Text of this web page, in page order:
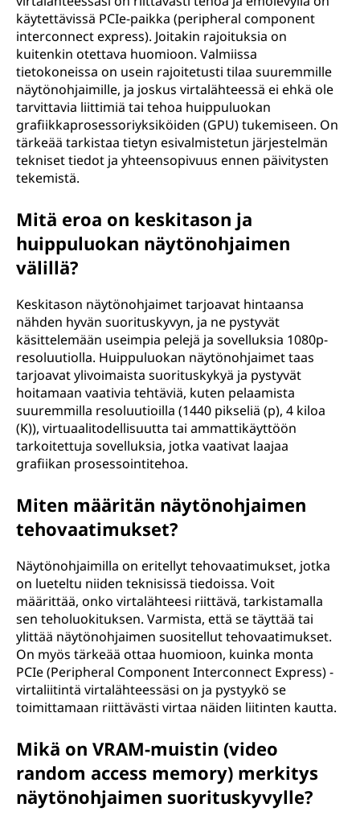
käytettävissä PCIe-paikka (peripheral component
interconnect express). Joitakin rajoituksia on
kuitenkin otettava huomioon. Valmiissa
tietokoneissa on usein rajoitetusti tilaa suuremmille
näytönohjaimille, ja joskus virtalähteessä ei ehkä ole
tarvittavia liittimiä tai tehoa huippuluokan
grafiikkaprosessoriyksiköiden (GPU) tukemiseen. On
tärkeää tarkistaa tietyn esivalmistetun järjestelmän
tekniset tiedot ja yhteensopivuus ennen päivitysten
tekemistä.
Mitä eroa on keskitason ja
huippuluokan näytönohjaimen
välillä?
Keskitason näytönohjaimet tarjoavat hintaansa
nähden hyvän suorituskyvyn, ja ne pystyvät
käsittelemään useimpia pelejä ja sovelluksia 1080p-
resoluutiolla. Huippuluokan näytönohjaimet taas
tarjoavat ylivoimaista suorituskykyä ja pystyvät
hoitamaan vaativia tehtäviä, kuten pelaamista
suuremmilla resoluutioilla (1440 pikseliä (p), 4 kiloa
(K)), virtuaalitodellisuutta tai ammattikäyttöön
tarkoitettuja sovelluksia, jotka vaativat laajaa
grafiikan prosessointitehoa.
Miten määritän näytönohjaimen
tehovaatimukset?
Näytönohjaimilla on eritellyt tehovaatimukset, jotka
on lueteltu niiden teknisissä tiedoissa. Voit
määrittää, onko virtalähteesi riittävä, tarkistamalla
sen teholuokituksen. Varmista, että se täyttää tai
ylittää näytönohjaimen suositellut tehovaatimukset.
On myös tärkeää ottaa huomioon, kuinka monta
PCIe (Peripheral Component Interconnect Express) -
virtaliitintä virtalähteessäsi on ja pystyykö se
toimittamaan riittävästi virtaa näiden liitinten kautta.
Mikä on VRAM-muistin (video
random access memory) merkitys
näytönohjaimen suorituskyvylle?